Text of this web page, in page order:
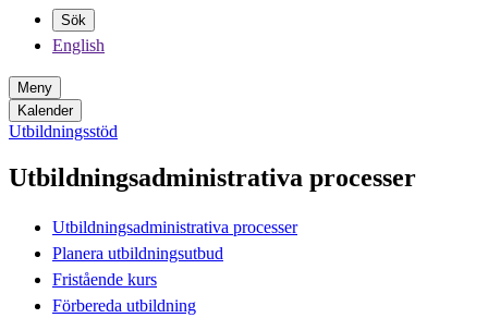
Sök
English
Meny
Kalender
Utbildningsstöd
Utbildningsadministrativa processer
Utbildningsadministrativa processer
Planera utbildningsutbud
Fristående kurs
Förbereda utbildning